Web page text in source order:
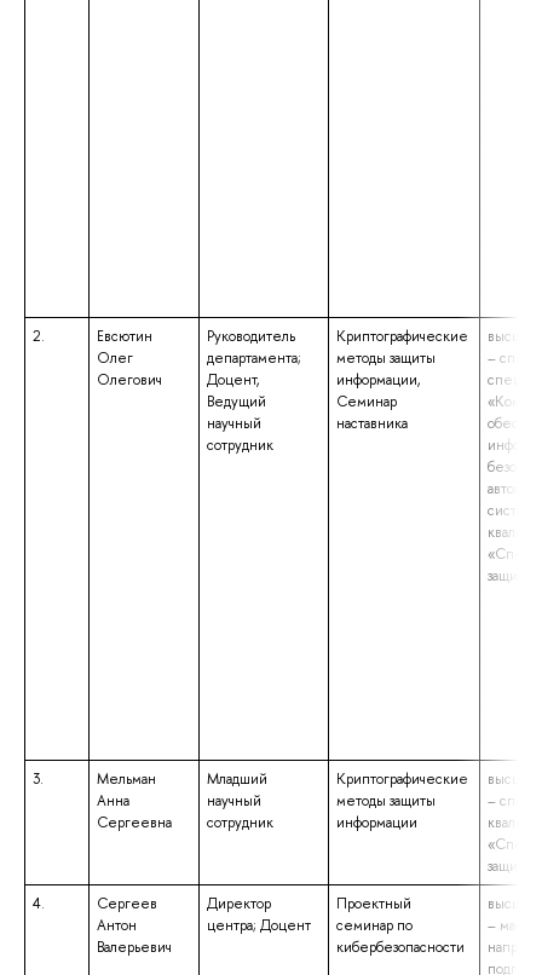
2.
Евсютин
Олег
Олегович
Руководитель
департамента;
Доцент,
Ведущий
научный
сотрудник
Криптографические
методы защиты
информации,
Семинар
наставника
высшее
–
защите
3.
Мельман
Анна
Сергеевна
Младший
научный
сотрудник
Криптографические
методы защиты
информации
высшее
–
защите
4.
Сергеев
Антон
Валерьевич
Директор
центра; Доцент
Проектный
семинар по
кибербезопасности
высшее
–